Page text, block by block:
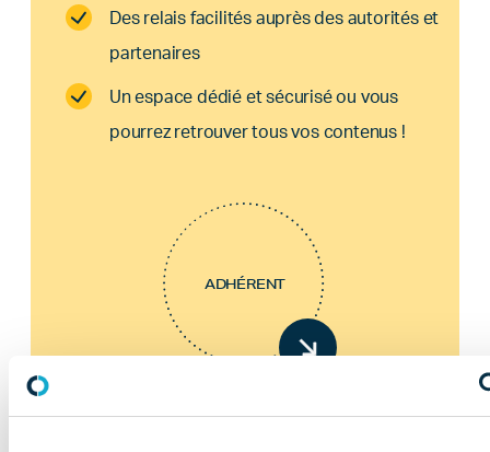
Des relais facilités auprès des autorités et
partenaires
Un espace dédié et sécurisé ou vous
pourrez retrouver tous vos contenus !
ADHÉRENT